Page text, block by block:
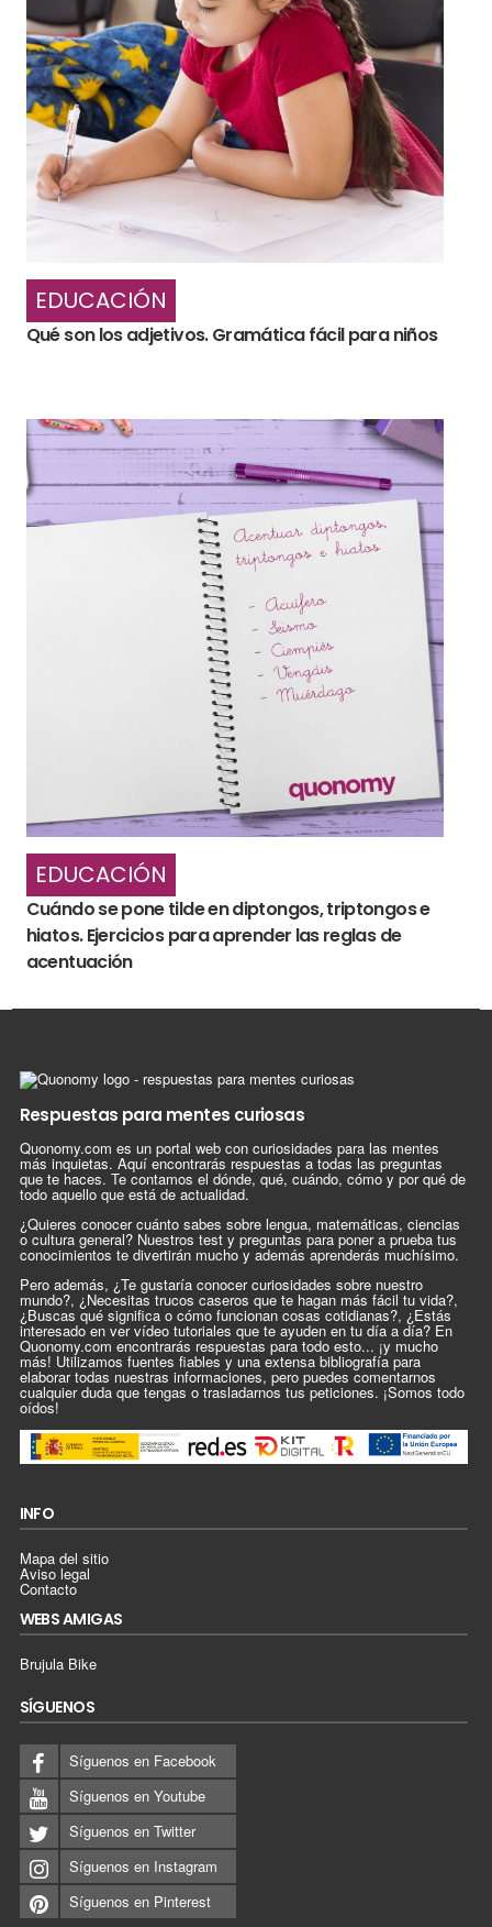
EDUCACIÓN
Qué son los adjetivos. Gramática fácil para niños
EDUCACIÓN
Cuándo se pone tilde en diptongos, triptongos e
hiatos. Ejercicios para aprender las reglas de
acentuación
Respuestas para mentes curiosas
Quonomy.com es un portal web con curiosidades para las mentes
más inquietas. Aquí encontrarás respuestas a todas las preguntas
que te haces. Te contamos el dónde, qué, cuándo, cómo y por qué de
todo aquello que está de actualidad.
¿Quieres conocer cuánto sabes sobre lengua, matemáticas, ciencias
o cultura general? Nuestros test y preguntas para poner a prueba tus
conocimientos te divertirán mucho y además aprenderás muchísimo.
Pero además, ¿Te gustaría conocer curiosidades sobre nuestro
mundo?, ¿Necesitas trucos caseros que te hagan más fácil tu vida?,
¿Buscas qué significa o cómo funcionan cosas cotidianas?, ¿Estás
interesado en ver vídeo tutoriales que te ayuden en tu día a día? En
Quonomy.com encontrarás respuestas para todo esto... ¡y mucho
más! Utilizamos fuentes fiables y una extensa bibliografía para
elaborar todas nuestras informaciones, pero puedes comentarnos
cualquier duda que tengas o trasladarnos tus peticiones. ¡Somos todo
oídos!
INFO
Mapa del sitio
Aviso legal
Contacto
WEBS AMIGAS
Brujula Bike
SÍGUENOS
Síguenos en Facebook
Síguenos en Youtube
Síguenos en Twitter
Síguenos en Instagram
Síguenos en Pinterest